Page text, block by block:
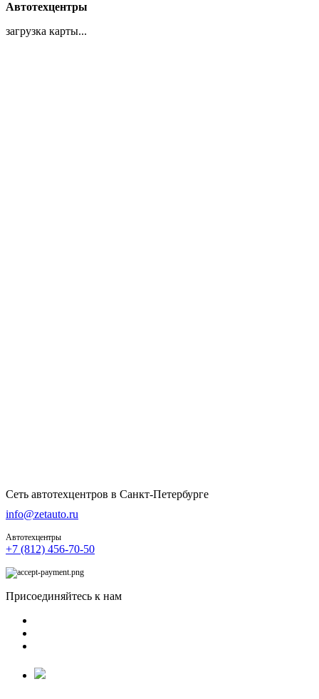
Автотехцентры
загрузка карты...
Сеть автотехцентров в Санкт-Петербурге
info@zetauto.ru
Автотехцентры
+7 (812) 456-70-50
Присоединяйтесь к нам